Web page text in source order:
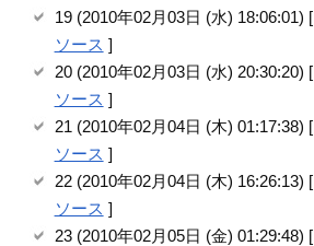
19 (2010年02月03日 (水) 18:06:01) [
ソース ]
20 (2010年02月03日 (水) 20:30:20) [
ソース ]
21 (2010年02月04日 (木) 01:17:38) [
ソース ]
22 (2010年02月04日 (木) 16:26:13) [
ソース ]
23 (2010年02月05日 (金) 01:29:48) [